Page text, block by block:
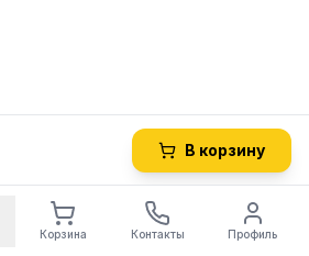
В корзину
Корзина Контакты Профиль